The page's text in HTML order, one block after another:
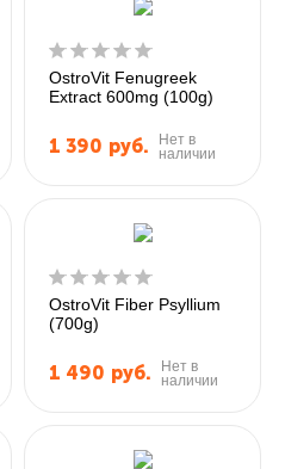
OstroVit Fenugreek
Extract 600mg (100g)
1 390 руб.
Нет в
наличии
OstroVit Fiber Psyllium
(700g)
1 490 руб.
Нет в
наличии